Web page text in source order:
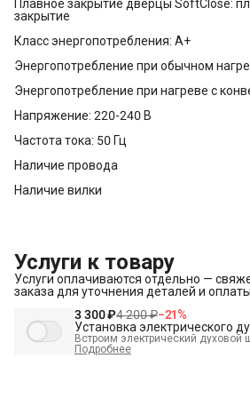
Плавное закрытие дверцы SoftClose:
закрытие
Класс энергопотребления: A+
Энергопотребление при обычном
Энергопотребление при нагреве с
Напряжение: 220-240 В
Частота тока: 50 Гц
Наличие провода
Наличие вилки
Услуги к товару
Услуги оплачиваются отдельно —
заказа для уточнения деталей и оплаты.
3 300 ₽4 200 ₽−21%
Установка электрического
Встроим электрический духовой
место и подключим к электрике.
В стоимость входит:
Подробнее